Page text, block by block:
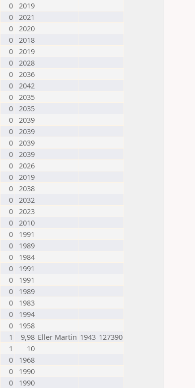
0 2019
0 2021
0 2020
0 2018
0 2019
0 2028
0 2036
0 2042
0 2035
0 2035
0 2039
0 2039
0 2039
0 2039
0 2026
0 2019
0 2038
0 2032
0 2023
0 2010
0
1991
0
1989
0
1984
0
1991
0
1991
0
1989
0
1983
0
1994
0
1958
1 9,98 Eller Martin 1943 127390
1
10
0
1968
0
1990
0 1990